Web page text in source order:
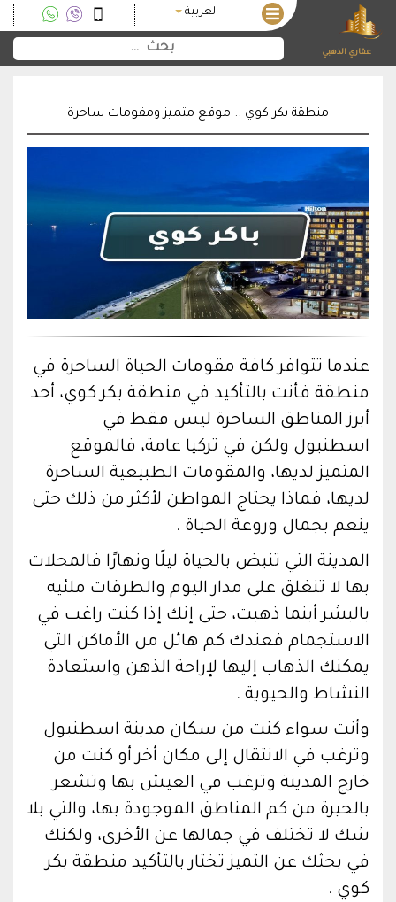
عقاري الذهبي
العربية
منطقة بكر كوي .. موقع متميز ومقومات ساحرة
عندما تتوافر كافة مقومات الحياة الساحرة في
منطقة فأنت بالتأكيد في منطقة بكر كوي، أحد
أبرز المناطق الساحرة ليس فقط في
اسطنبول ولكن في تركيا عامة، فالموقع
المتميز لديها، والمقومات الطبيعية الساحرة
لديها، فماذا يحتاج المواطن لأكثر من ذلك حتى
ينعم بجمال وروعة الحياة .
المدينة التي تنبض بالحياة ليلًا ونهارًا فالمحلات
بها لا تنغلق على مدار اليوم والطرقات ملئيه
بالبشر أينما ذهبت، حتى إنك إذا كنت راغب في
الاستجمام فعندك كم هائل من الأماكن التي
يمكنك الذهاب إليها لإراحة الذهن واستعادة
النشاط والحيوية .
وأنت سواء كنت من سكان مدينة اسطنبول
وترغب في الانتقال إلى مكان أخر أو كنت من
خارج المدينة وترغب في العيش بها وتشعر
بالحيرة من كم المناطق الموجودة بها، والتي بلا
شك لا تختلف في جمالها عن الأخرى، ولكنك
في بحثك عن التميز تختار بالتأكيد منطقة بكر
كوي .